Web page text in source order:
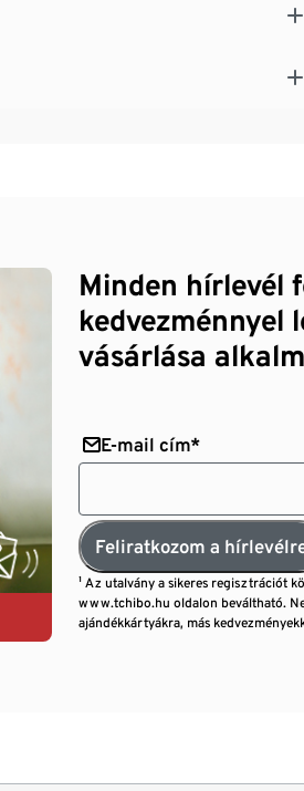
Minden hírlevél
kedvezménnyel
vásárlása
E-mail cím*
Feliratkozom a
¹ Az utalvány a sikeres regisztrációt
www.tchibo.hu oldalon beváltható.
ajándékkártyákra, más